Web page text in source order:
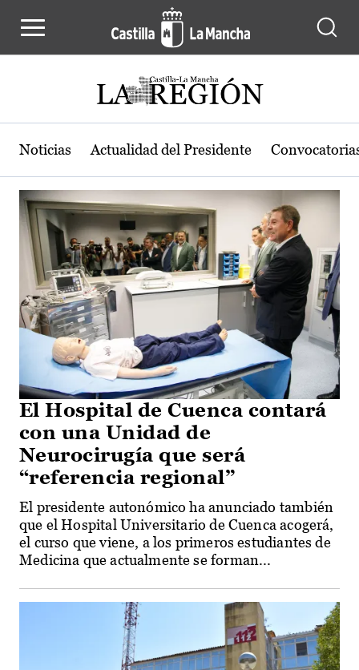
Actualidad de la región de Castilla-
Noticias Actualidad del Presidente
El Hospital de Cuenca contará
con una Unidad de
Neurocirugía que será
“referencia regional”
El presidente autonómico ha anunciado también
que el Hospital Universitario de Cuenca acogerá,
el curso que viene, a los primeros estudiantes de
Medicina que actualmente se forman...